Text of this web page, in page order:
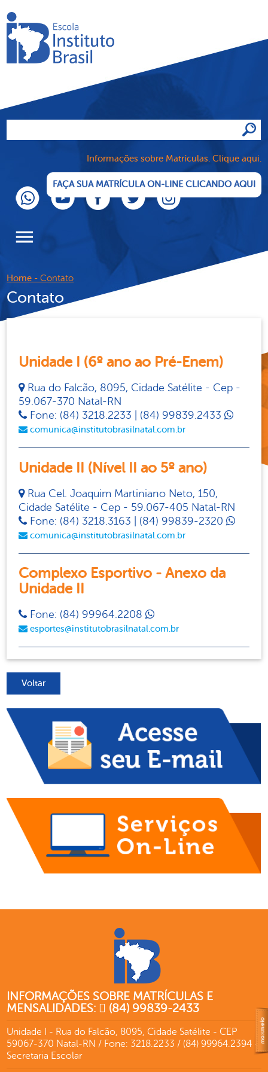
Informações sobre Matrículas. Clique aqui.
FAÇA SUA MATRÍCULA ON-LINE CLICANDO AQUI
menu
Home - Contato
Contato
Unidade I (6º ano ao Pré-Enem)
Rua do Falcão, 8095, Cidade Satélite - Cep -
59.067-370 Natal-RN
Fone: (84) 3218.2233 | (84) 99839.2433
comunica@institutobrasilnatal.com.br
Unidade II (Nível II ao 5º ano)
Rua Cel. Joaquim Martiniano Neto, 150,
Cidade Satélite - Cep - 59.067-405 Natal-RN
Fone: (84) 3218.3163 | (84) 99839-2320
comunica@institutobrasilnatal.com.br
Complexo Esportivo - Anexo da
Unidade II
Fone: (84) 99964.2208
esportes@institutobrasilnatal.com.br
Voltar
INFORMAÇÕES SOBRE MATRÍCULAS E
MENSALIDADES:
(84) 99839-2433
Unidade I - Rua do Falcão, 8095, Cidade Satélite - CEP
59067-370 Natal-RN / Fone: 3218.2233 / (84) 99964.2394 -
Secretaria Escolar